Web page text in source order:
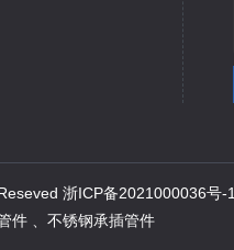
浙ICP备2021000036号-1
件 不锈钢承插管件